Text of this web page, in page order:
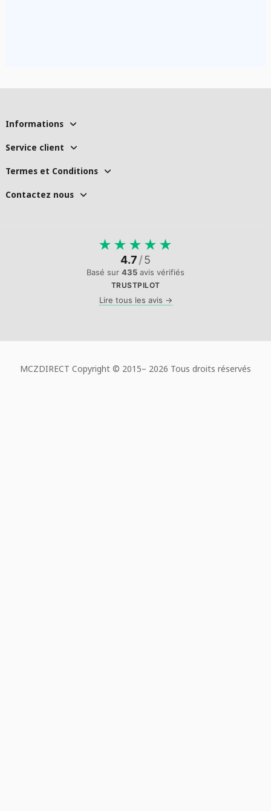
Informations
Service client
Termes et Conditions
Contactez nous
★ ★ ★ ★ ★
4.7/5
Basé sur 435 avis vérifiés
TRUSTPILOT
Lire tous les avis →
MCZDIRECT Copyright © 2015– 2026 Tous droits réservés